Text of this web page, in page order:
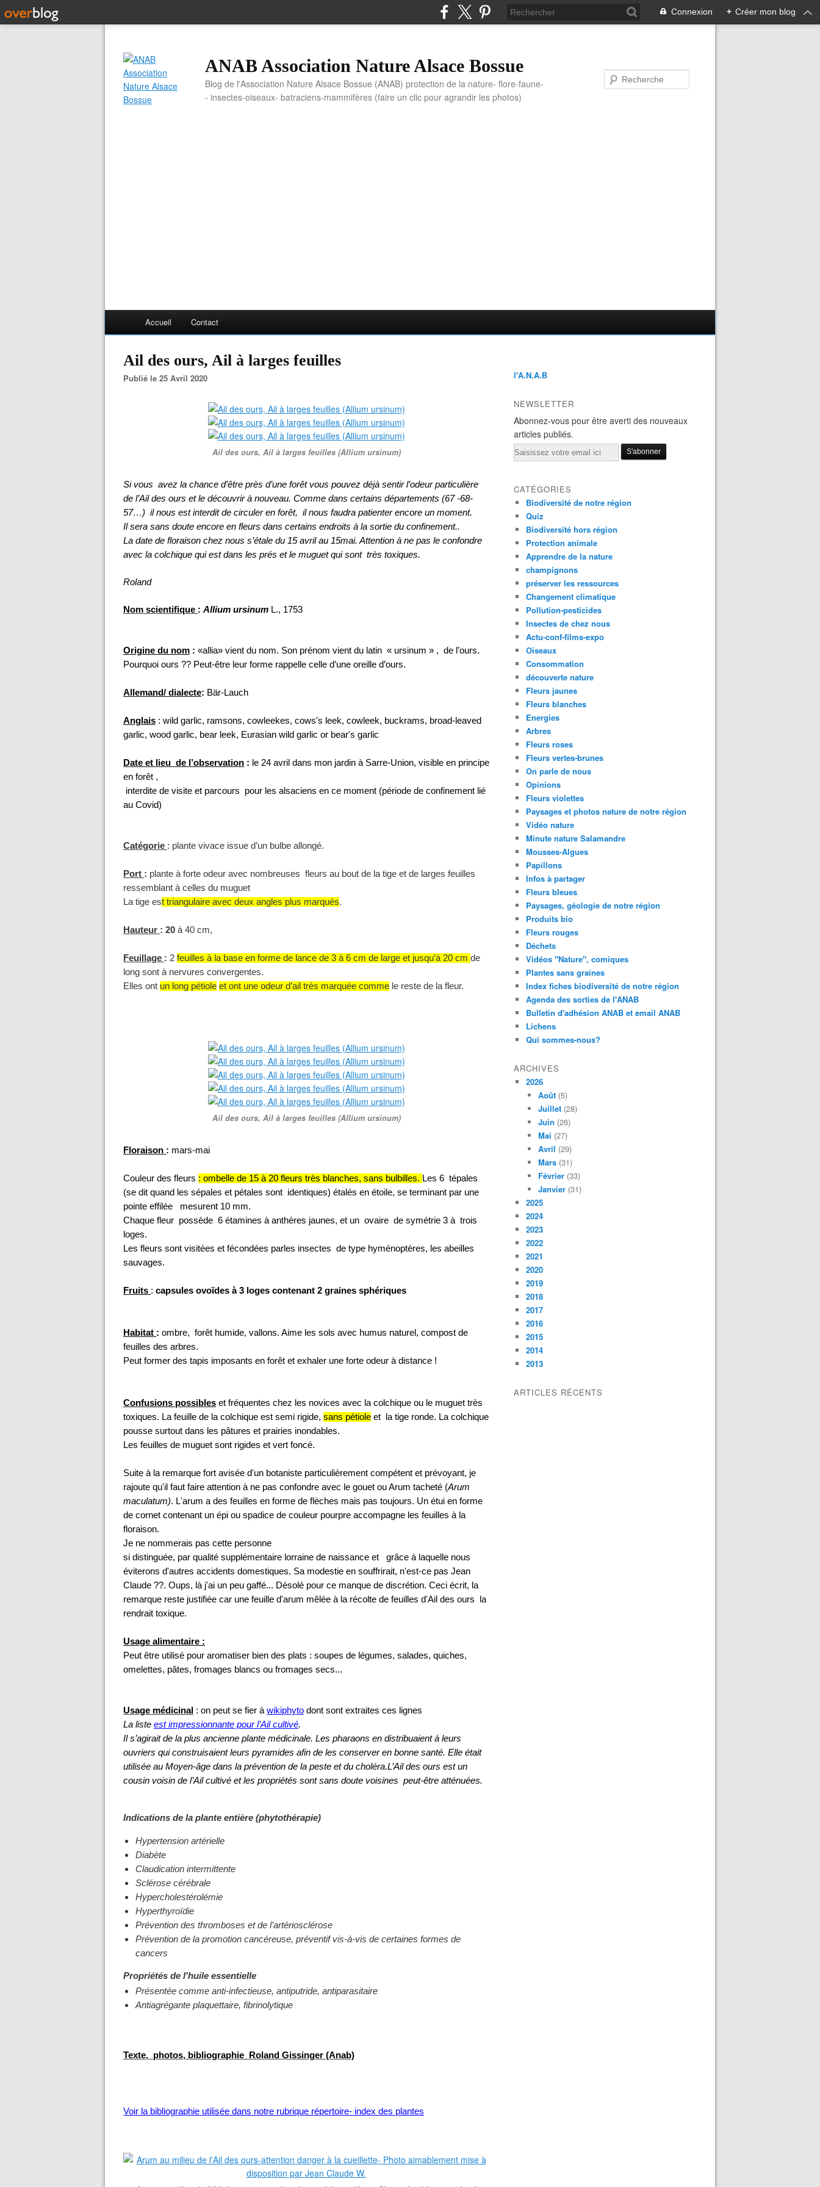
Connexion + Créer mon blog
ANAB Association Nature Alsace Bossue
Blog de l'Association Nature Alsace Bossue (ANAB) protection de la nature- flore-faune-
- insectes-oiseaux- batraciens-mammifères (faire un clic pour agrandir les photos)
Accueil Contact
Ail des ours, Ail à larges feuilles
Publié le 25 Avril 2020
Ail des ours, Ail à larges feuilles (Allium ursinum)
Si vous avez la chance d’être près d’une forêt vous pouvez déjà sentir l’odeur particulière
de l’Ail des ours et le découvrir à nouveau. Comme dans certains départements (67 -68-
57…) il nous est interdit de circuler en forêt, il nous faudra patienter encore un moment.
Il sera sans doute encore en fleurs dans certains endroits à la sortie du confinement..
La date de floraison chez nous s’étale du 15 avril au 15mai. Attention à ne pas le confondre
avec la colchique qui est dans les prés et le muguet qui sont très toxiques.
Roland
Nom scientifique : Allium ursinum L., 1753
Origine du nom : «allia» vient du nom. Son prénom vient du latin « ursinum » , de l’ours.
Pourquoi ours ?? Peut-être leur forme rappelle celle d’une oreille d’ours.
Allemand/ dialecte: Bär-Lauch
Anglais : wild garlic, ramsons, cowleekes, cows's leek, cowleek, buckrams, broad-leaved
garlic, wood garlic, bear leek, Eurasian wild garlic or bear's garlic
Date et lieu de l’observation : le 24 avril dans mon jardin à Sarre-Union, visible en principe
en forêt ,
interdite de visite et parcours pour les alsaciens en ce moment (période de confinement lié
au Covid)
Catégorie : plante vivace issue d’un bulbe allongé.
Port : plante à forte odeur avec nombreuses fleurs au bout de la tige et de larges feuilles
ressemblant à celles du muguet
La tige est triangulaire avec deux angles plus marqués.
Hauteur : 20 à 40 cm,
Feuillage : 2 feuilles à la base en forme de lance de 3 à 6 cm de large et jusqu’à 20 cm de
long sont à nervures convergentes.
Elles ont un long pétiole et ont une odeur d’ail très marquée comme le reste de la fleur.
Ail des ours, Ail à larges feuilles (Allium ursinum)
Floraison : mars-mai
Couleur des fleurs : ombelle de 15 à 20 fleurs très blanches, sans bulbilles. Les 6 tépales
(se dit quand les sépales et pétales sont identiques) étalés en étoile, se terminant par une
pointe effilée mesurent 10 mm.
Chaque fleur possède 6 étamines à anthères jaunes, et un ovaire de symétrie 3 à trois
loges.
Les fleurs sont visitées et fécondées parles insectes de type hyménoptères, les abeilles
sauvages.
Fruits : capsules ovoïdes à 3 loges contenant 2 graines sphériques
Habitat : ombre, forêt humide, vallons. Aime les sols avec humus naturel, compost de
feuilles des arbres.
Peut former des tapis imposants en forêt et exhaler une forte odeur à distance !
Confusions possibles et fréquentes chez les novices avec la colchique ou le muguet très
toxiques. La feuille de la colchique est semi rigide, sans pétiole et la tige ronde. La colchique
pousse surtout dans les pâtures et prairies inondables.
Les feuilles de muguet sont rigides et vert foncé.
Suite à la remarque fort avisée d'un botaniste particulièrement compétent et prévoyant, je
rajoute qu'il faut faire attention à ne pas confondre avec le gouet ou Arum tacheté (Arum
maculatum). L'arum a des feuilles en forme de flèches mais pas toujours. Un étui en forme
de cornet contenant un épi ou spadice de couleur pourpre accompagne les feuilles à la
floraison.
Je ne nommerais pas cette personne
si distinguée, par qualité supplémentaire lorraine de naissance et grâce à laquelle nous
éviterons d'autres accidents domestiques. Sa modestie en souffrirait, n'est-ce pas Jean
Claude ??. Oups, là j'ai un peu gaffé... Désolé pour ce manque de discrétion. Ceci écrit, la
remarque reste justifiée car une feuille d'arum mêlée à la récolte de feuilles d'Ail des ours la
rendrait toxique.
Usage alimentaire :
Peut être utilisé pour aromatiser bien des plats : soupes de légumes, salades, quiches,
omelettes, pâtes, fromages blancs ou fromages secs...
Usage médicinal : on peut se fier à wikiphyto dont sont extraites ces lignes
La liste est impressionnante pour l’Ail cultivé.
Il s’agirait de la plus ancienne plante médicinale. Les pharaons en distribuaient à leurs
ouvriers qui construisaient leurs pyramides afin de les conserver en bonne santé. Elle était
utilisée au Moyen-âge dans la prévention de la peste et du choléra.L’Ail des ours est un
cousin voisin de l’Ail cultivé et les propriétés sont sans doute voisines peut-être atténuées.
Indications de la plante entière (phytothérapie)
Hypertension artérielle
Diabète
Claudication intermittente
Sclérose cérébrale
Hypercholestérolémie
Hyperthyroïdie
Prévention des thromboses et de l’artériosclérose
Prévention de la promotion cancéreuse, préventif vis-à-vis de certaines formes de
cancers
Propriétés de l'huile essentielle
Présentée comme anti-infectieuse, antiputride, antiparasitaire
Antiagrégante plaquettaire, fibrinolytique
Texte, photos, bibliographie Roland Gissinger (Anab)
Voir la bibliographie utilisée dans notre rubrique répertoire- index des plantes
l'A.N.A.B
NEWSLETTER
Abonnez-vous pour être averti des nouveaux
articles publiés.
Email
CATÉGORIES
Biodiversité de notre région
Quiz
Biodiversité hors région
Protection animale
Apprendre de la nature
champignons
préserver les ressources
Changement climatique
Pollution-pesticides
Insectes de chez nous
Actu-conf-films-expo
Oiseaux
Consommation
découverte nature
Fleurs jaunes
Fleurs blanches
Energies
Arbres
Fleurs roses
Fleurs vertes-brunes
On parle de nous
Opinions
Fleurs violettes
Paysages et photos nature de notre région
Vidéo nature
Minute nature Salamandre
Mousses-Algues
Papillons
Infos à partager
Fleurs bleues
Paysages, géologie de notre région
Produits bio
Fleurs rouges
Déchets
Vidéos "Nature", comiques
Plantes sans graines
Index fiches biodiversité de notre région
Agenda des sorties de l'ANAB
Bulletin d'adhésion ANAB et email ANAB
Lichens
Qui sommes-nous?
ARCHIVES
2026
Août (5)
Juillet (28)
Juin (26)
Mai (27)
Avril (29)
Mars (31)
Février (33)
Janvier (31)
2025
2024
2023
2022
2021
2020
2019
2018
2017
2016
2015
2014
2013
ARTICLES RÉCENTS